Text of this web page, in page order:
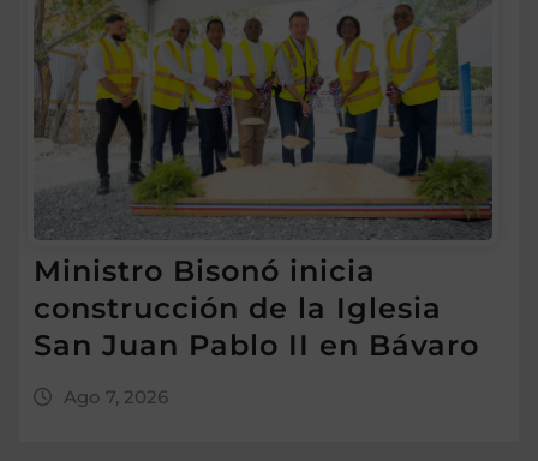
Ministro Bisonó inicia
construcción de la Iglesia
San Juan Pablo II en Bávaro
Ago 7, 2026